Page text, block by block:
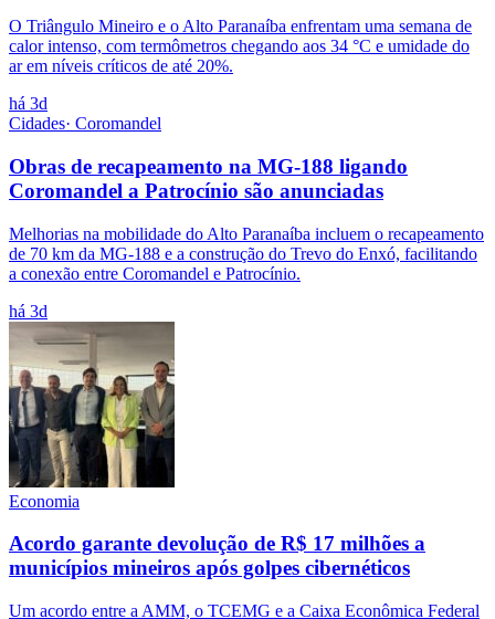
O Triângulo Mineiro e o Alto Paranaíba enfrentam uma semana de
calor intenso, com termômetros chegando aos 34 °C e umidade do
ar em níveis críticos de até 20%.
há 3d
Cidades· Coromandel
Obras de recapeamento na MG-188 ligando
Coromandel a Patrocínio são anunciadas
Melhorias na mobilidade do Alto Paranaíba incluem o recapeamento
de 70 km da MG-188 e a construção do Trevo do Enxó, facilitando
a conexão entre Coromandel e Patrocínio.
há 3d
Economia
Acordo garante devolução de R$ 17 milhões a
municípios mineiros após golpes cibernéticos
Um acordo entre a AMM, o TCEMG e a Caixa Econômica Federal